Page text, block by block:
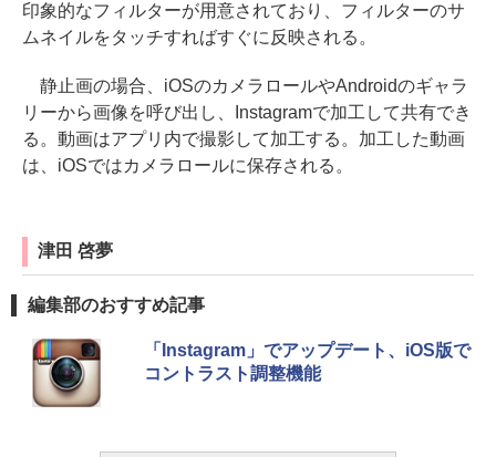
印象的なフィルターが用意されており、フィルターのサ
ムネイルをタッチすればすぐに反映される。
静止画の場合、iOSのカメラロールやAndroidのギャラ
リーから画像を呼び出し、Instagramで加工して共有でき
る。動画はアプリ内で撮影して加工する。加工した動画
は、iOSではカメラロールに保存される。
津田 啓夢
編集部のおすすめ記事
「Instagram」でアップデート、iOS版で
コントラスト調整機能